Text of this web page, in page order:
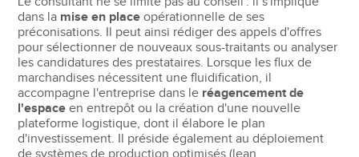
dans la mise en place opérationnelle de ses
préconisations. Il peut ainsi rédiger des appels d'offres
pour sélectionner de nouveaux sous-traitants ou analyser
les candidatures des prestataires. Lorsque les flux de
marchandises nécessitent une fluidification, il
accompagne l'entreprise dans le réagencement de
l'espace en entrepôt ou la création d'une nouvelle
plateforme logistique, dont il élabore le plan
d'investissement. Il préside également au déploiement